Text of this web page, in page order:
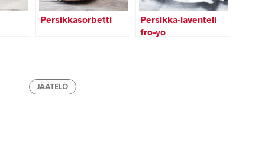
Persikkasorbetti
Persikka-laventeli
fro-yo
JÄÄTELÖ